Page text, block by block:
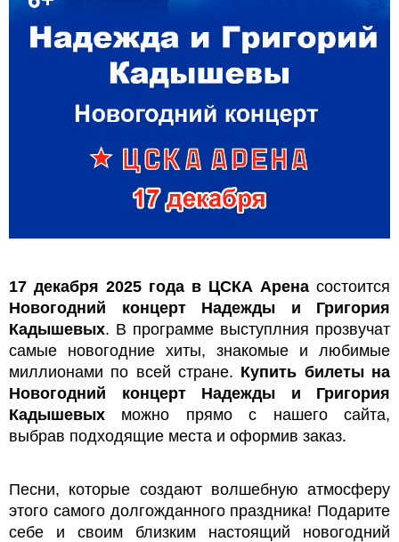
17 декабря 2025 года в ЦСКА Арена состоится
Новогодний концерт Надежды и Григория
Кадышевых. В программе выступлния прозвучат
самые новогодние хиты, знакомые и любимые
миллионами по всей стране. Купить билеты на
Новогодний концерт Надежды и Григория
Кадышевых можно прямо с нашего сайта,
выбрав подходящие места и оформив заказ.
Песни, которые создают волшебную атмосферу
этого самого долгожданного праздника! Подарите
себе и своим близким настоящий новогодний